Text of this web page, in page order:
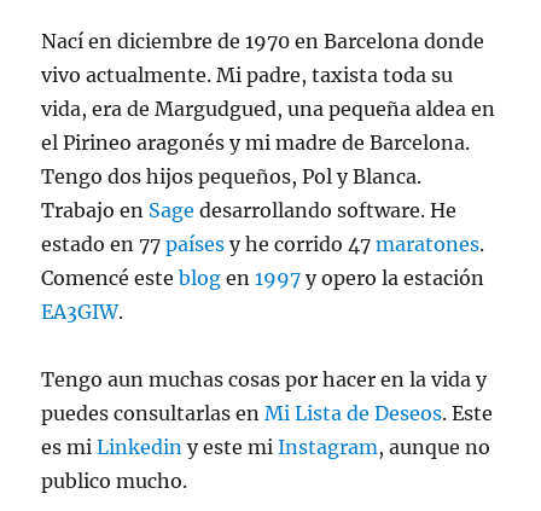
Nací en diciembre de 1970 en Barcelona donde
vivo actualmente. Mi padre, taxista toda su
vida, era de Margudgued, una pequeña aldea en
el Pirineo aragonés y mi madre de Barcelona.
Tengo dos hijos pequeños, Pol y Blanca.
Trabajo en Sage desarrollando software. He
estado en 77países y he corrido 47maratones.
Comencé esteblog en1997 y opero la estación
EA3GIW.
Tengo aun muchas cosas por hacer en la vida y
puedes consultarlas enMi Lista de Deseos. Este
es miLinkedin y este miInstagram, aunque no
publico mucho.